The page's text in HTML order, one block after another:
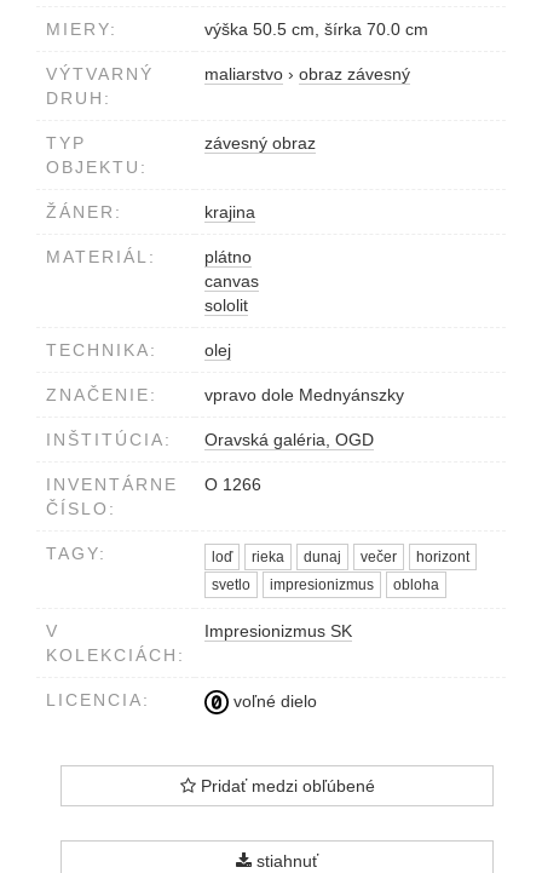
MIERY: výška 50.5 cm, šírka 70.0 cm
VÝTVARNÝ
DRUH:
maliarstvo › obraz závesný
TYP
OBJEKTU:
závesný obraz
ŽÁNER: krajina
MATERIÁL:
plátno
canvas
sololit
TECHNIKA: olej
ZNAČENIE: vpravo dole Mednyánszky
INŠTITÚCIA: Oravská galéria, OGD
INVENTÁRNE
ČÍSLO:
O 1266
TAGY: loď rieka dunaj večer
horizont
svetlo
impresionizmus obloha
V
KOLEKCIÁCH:
Impresionizmus SK
LICENCIA: voľné dielo
Pridať medzi obľúbené
stiahnuť